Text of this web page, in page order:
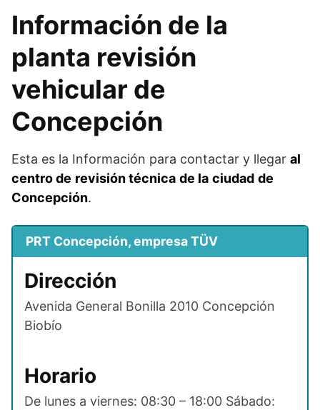
Información de la
planta revisión
vehicular de
Concepción
Esta es la Información para contactar y llegar al
centrode revisión técnica de la ciudad de
Concepción.
PRT Concepción, empresa TÜV
Dirección
Avenida General Bonilla 2010 Concepción
Biobío
Horario
De lunes a viernes: 08:30 – 18:00 Sábado: